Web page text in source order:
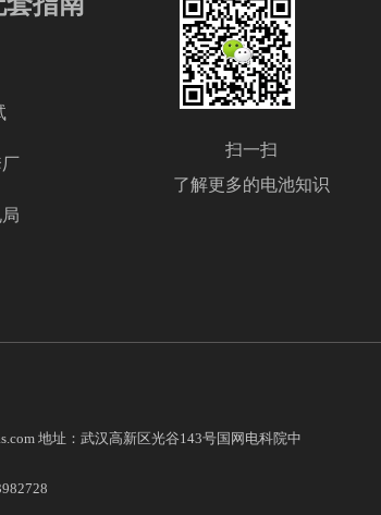
扫一扫
了解更多的电池知识
地址：武汉高新区光谷143号国网电科院中